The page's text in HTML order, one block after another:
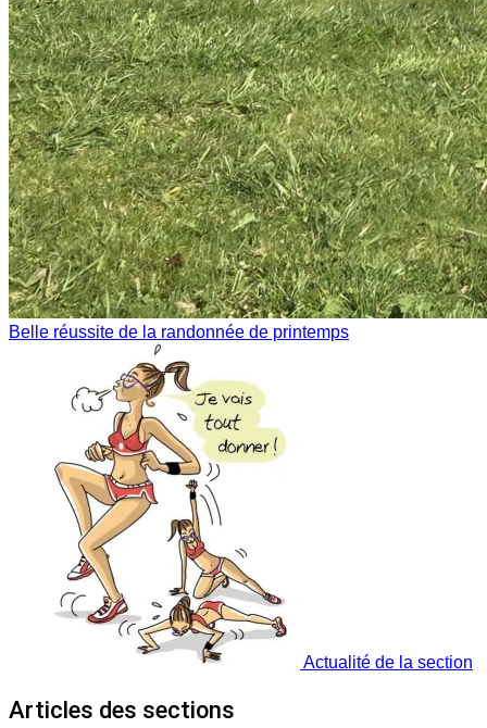
Belle réussite de la randonnée de printemps
Actualité de la section
Articles des sections